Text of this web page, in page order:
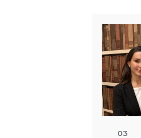
Yeni Bir
Üye Katıldı:
03